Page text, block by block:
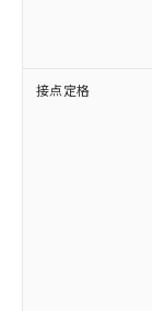
接点定格
ご
以下の
ご利用
※1 対
対
非含有
対応予
有に対
対応予
非含有
定はあ
調査・
非含有
※1 中